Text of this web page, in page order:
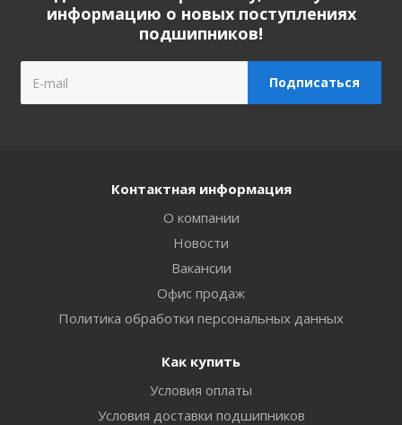
информацию о новых поступлениях
подшипников!
Контактная информация
О компании
Новости
Вакансии
Офис продаж
Политика обработки персональных данных
Как купить
Условия оплаты
Условия доставки подшипников